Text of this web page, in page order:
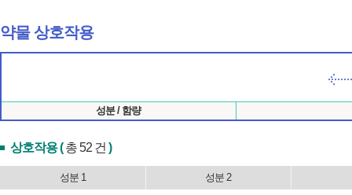
약물 상호작용
성분 / 함량
상호작용 (총 52 건 )
성분 1 성분 2